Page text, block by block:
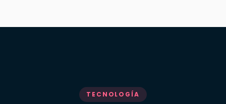
TECNOLOGÍA